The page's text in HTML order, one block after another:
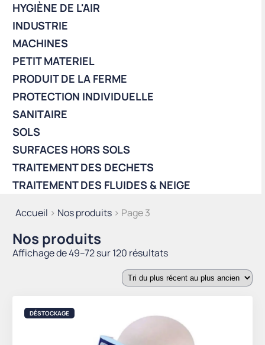
Accueil > Nos produits > Page 3
Nos produits
Affichage de 49–72 sur 120 résultatsTrié
du
plus
plus
ancien
DÉSTOCKAGE
HYGIÈNE DE L'AIR
INDUSTRIE
MACHINES
PETIT MATERIEL
PRODUIT DE LA FERME
PROTECTION INDIVIDUELLE
SANITAIRE
SOLS
SURFACES HORS SOLS
TRAITEMENT DES DECHETS
TRAITEMENT DES FLUIDES & NEIGE